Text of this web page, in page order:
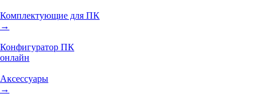
Комплектующие для ПК
→
Конфигуратор ПК
онлайн
Аксессуары
→